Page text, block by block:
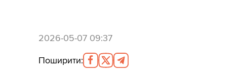
2026-05-07 09:37
Поширити: